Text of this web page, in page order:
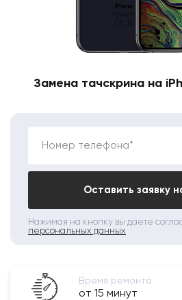
Замена тачскрина на
Номер телефона*
Оставить заявку
Нажимая на кнопку вы даете
персональных данных
Время ремонта
от 15 минут